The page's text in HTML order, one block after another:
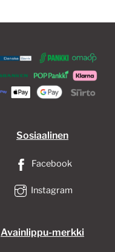
Sosiaalinen
Facebook
Instagram
Avainlippu-merkki